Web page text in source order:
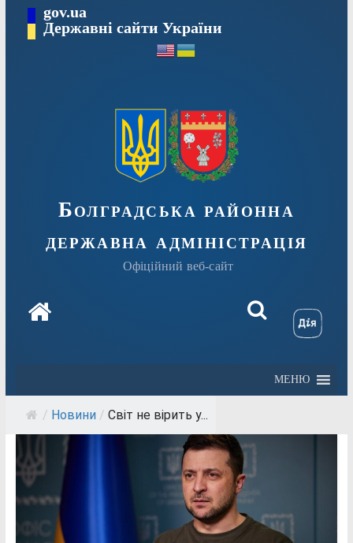
Перейтиgov.ua
Державні сайти України
Болградська районна
державна адміністрація
Офіційний веб-сайт
МЕНЮ
/ Новини / Світ не вірить у...